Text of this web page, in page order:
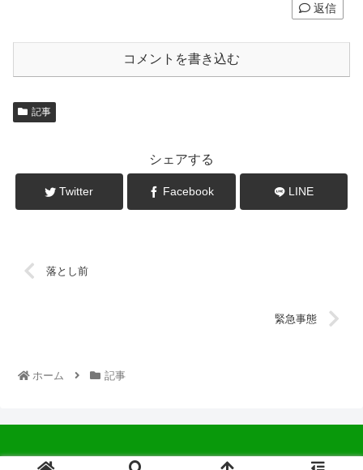
返信
コメントを書き込む
記事
シェアする
Twitter Facebook LINE
落とし前
緊急事態
ホーム 記事